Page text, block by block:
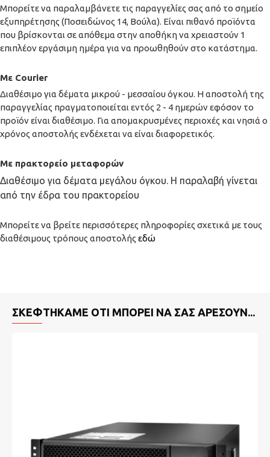
Μπορείτε να παραλαμβάνετε τις παραγγελίες σας από το σημείο
εξυπηρέτησης (Ποσειδώνος 14, Βούλα). Είναι πιθανό προϊόντα
που βρίσκονται σε απόθεμα στην αποθήκη να χρειαστούν 1
επιπλέον εργάσιμη ημέρα για να προωθηθούν στο κατάστημα.
Με Courier
Διαθέσιμο για δέματα μικρού - μεσσαίου όγκου. Η αποστολή της
παραγγελίας πραγματοποιείται εντός 2 - 4 ημερών εφόσον το
προϊόν είναι διαθέσιμο. Για απομακρυσμένες περιοχές και νησιά ο
χρόνος αποστολής ενδέχεται να είναι διαφορετικός.
Με πρακτορείο μεταφορών
Διαθέσιμο για δέματα μεγάλου όγκου. Η παραλαβή γίνεται
από την έδρα του πρακτορείου
Μπορείτε να βρείτε περισσότερες πληροφορίες σχετικά με τους
διαθέσιμους τρόπους αποστολής εδώ
ΣΚΕΦΤΉΚΑΜΕ ΌΤΙ ΜΠΟΡΕΊ ΝΑ ΣΑΣ ΑΡΈΣΟΥΝ...